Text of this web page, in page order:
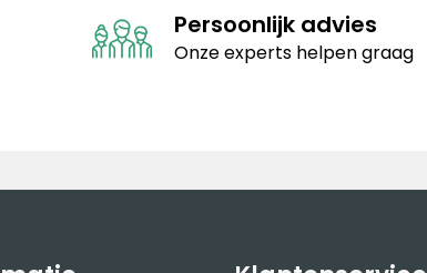
Persoonlijk advies
Onze experts helpen graag